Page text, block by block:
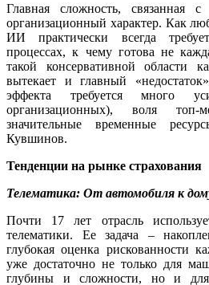
Главная сложность, связанная
организационный характер. Как
ИИ практически всегда
процессах, к чему готова не
такой консервативной области
вытекает и главный
эффекта требуется много
организационных), воля
значительные временные
Кувшинов.
Тенденции на рынке страхования
Телематика: От автомобиля к
Почти 17 лет отрасль
телематики. Ее задача –
глубокая оценка рискованности
уже достаточно не только для
глубины и сложности, но и для